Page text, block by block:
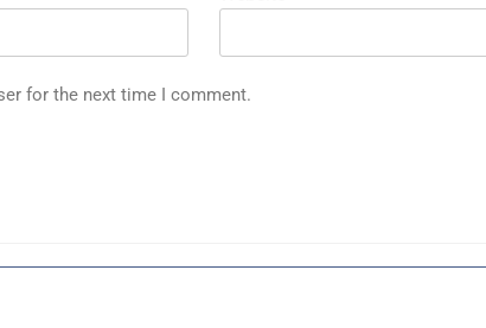
for the next time I comment.